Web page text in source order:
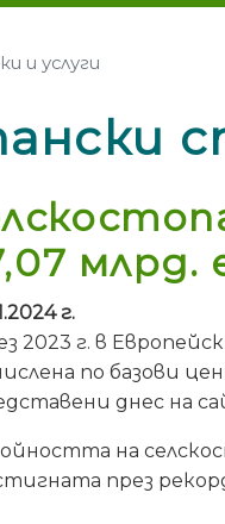
и услуги
г.
2023 г. в
по базови
днес на
на
през